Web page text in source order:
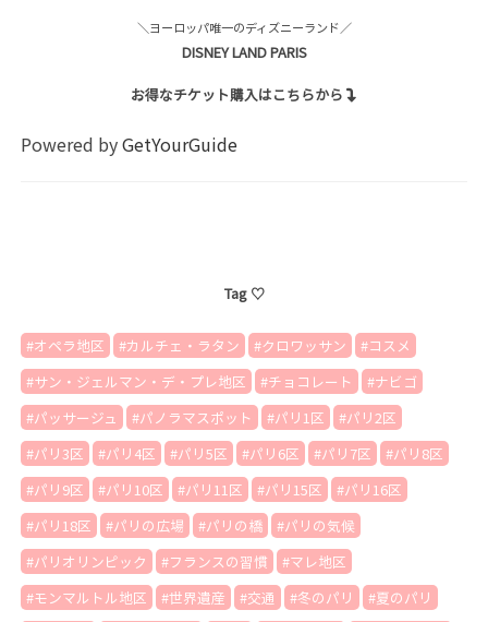
＼ヨーロッパ唯一のディズニーランド／
DISNEY LAND PARIS
お得なチケット購入はこちらから
Powered byGetYourGuide
Tag ♡
オペラ地区 カルチェ・ラタン クロワッサン
コスメ
サン・ジェルマン・デ・プレ地区
チョコレート
ナビゴ
パッサージュ
パノラマスポット パリ1区
パリ2区
パリ3区
パリ4区 パリ5区 パリ6区 パリ7区
パリ8区
パリ9区
パリ10区 パリ11区 パリ15区
パリ16区
パリ18区
パリの広場 パリの橋
パリの気候
パリオリンピック
フランスの習慣
マレ地区
モンマルトル地区
世界遺産 交通 冬のパリ
夏のパリ